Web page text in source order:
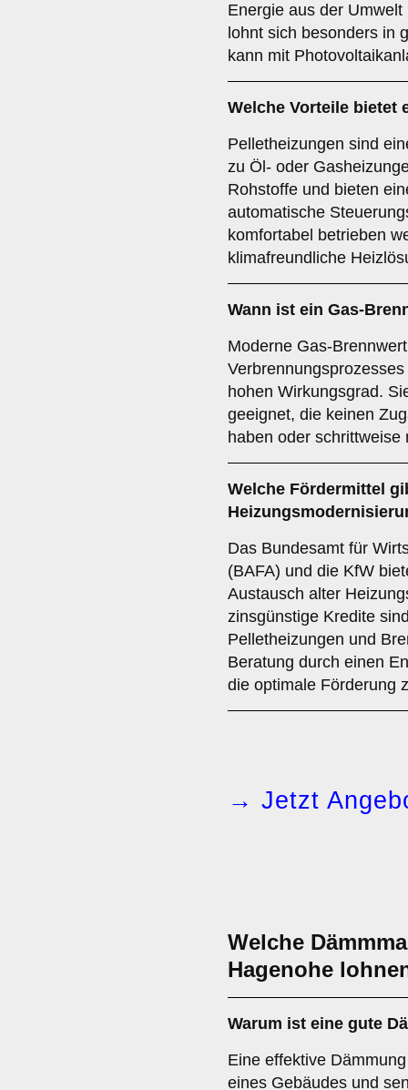
Energie aus der
lohnt sich besonders in
kann mit
Welche Vorteile bietet
Pelletheizungen sind
zu Öl- oder
Rohstoffe und bieten
automatische
komfortabel betrieben
klimafreundliche
Wann ist ein Gas-
Moderne Gas-
hohen Wirkungsgrad.
geeignet, die keinen
haben oder
Welche Fördermittel
Das Bundesamt für
(BAFA) und die KfW
Austausch alter
zinsgünstige Kredite
Pelletheizungen und
Beratung durch einen
die optimale Förderung
→ Jetzt
Welche
Hagenohe
Warum ist eine gute
Eine effektive
eines Gebäudes und